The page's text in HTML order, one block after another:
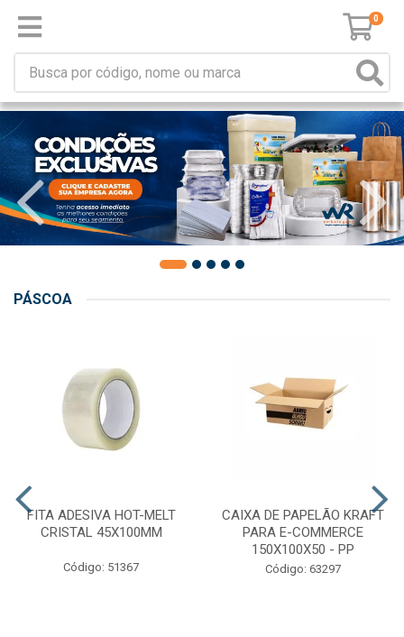
0
PÁSCOA
FITA ADESIVA HOT-MELT
CRISTAL 45X100MM
Código: 51367
CAIXA DE PAPELÃO KRAFT
PARA E-COMMERCE
150X100X50 - PP
Código: 63297